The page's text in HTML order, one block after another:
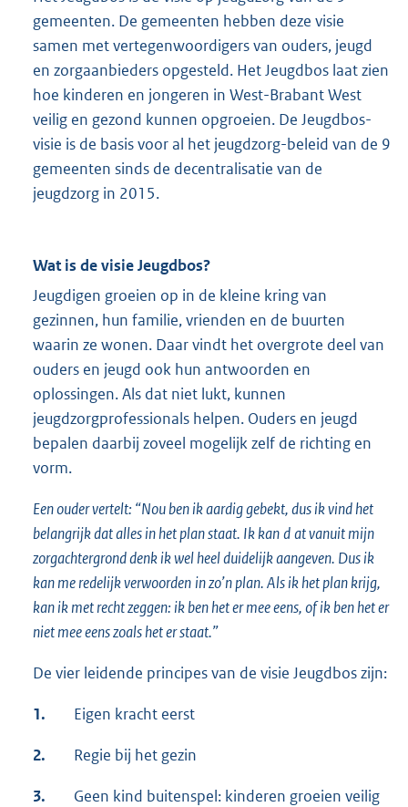
gemeenten. De gemeenten hebben deze visie
samen met vertegenwoordigers van ouders, jeugd
en zorgaanbieders opgesteld. Het Jeugdbos laat zien
hoe kinderen en jongeren in West-Brabant West
veilig en gezond kunnen opgroeien. De Jeugdbos-
visie is de basis voor al het jeugdzorg-beleid van de 9
gemeenten sinds de decentralisatie van de
jeugdzorg in 2015.
Wat is de visie Jeugdbos?
Jeugdigen groeien op in de kleine kring van
gezinnen, hun familie, vrienden en de buurten
waarin ze wonen. Daar vindt het overgrote deel van
ouders en jeugd ook hun antwoorden en
oplossingen. Als dat niet lukt, kunnen
jeugdzorgprofessionals helpen. Ouders en jeugd
bepalen daarbij zoveel mogelijk zelf de richting en
vorm.
Een ouder vertelt: “Nou ben ik aardig gebekt, dus ik vind het
belangrijk dat alles in het plan staat. Ik kandat vanuit mijn
zorgachtergrond denk ik wel heel duidelijk aangeven. Dus ik
kan me redelijk verwoorden in zo’n plan. Als ik het plan krijg,
kan ik met recht zeggen: ik ben het er mee eens, of ik ben het er
niet mee eens zoals het er staat.”
De vier leidende principes van de visie Jeugdbos zijn:
1. Eigen kracht eerst
2. Regie bij het gezin
3.
Geen kind buitenspel: kinderen groeien veilig